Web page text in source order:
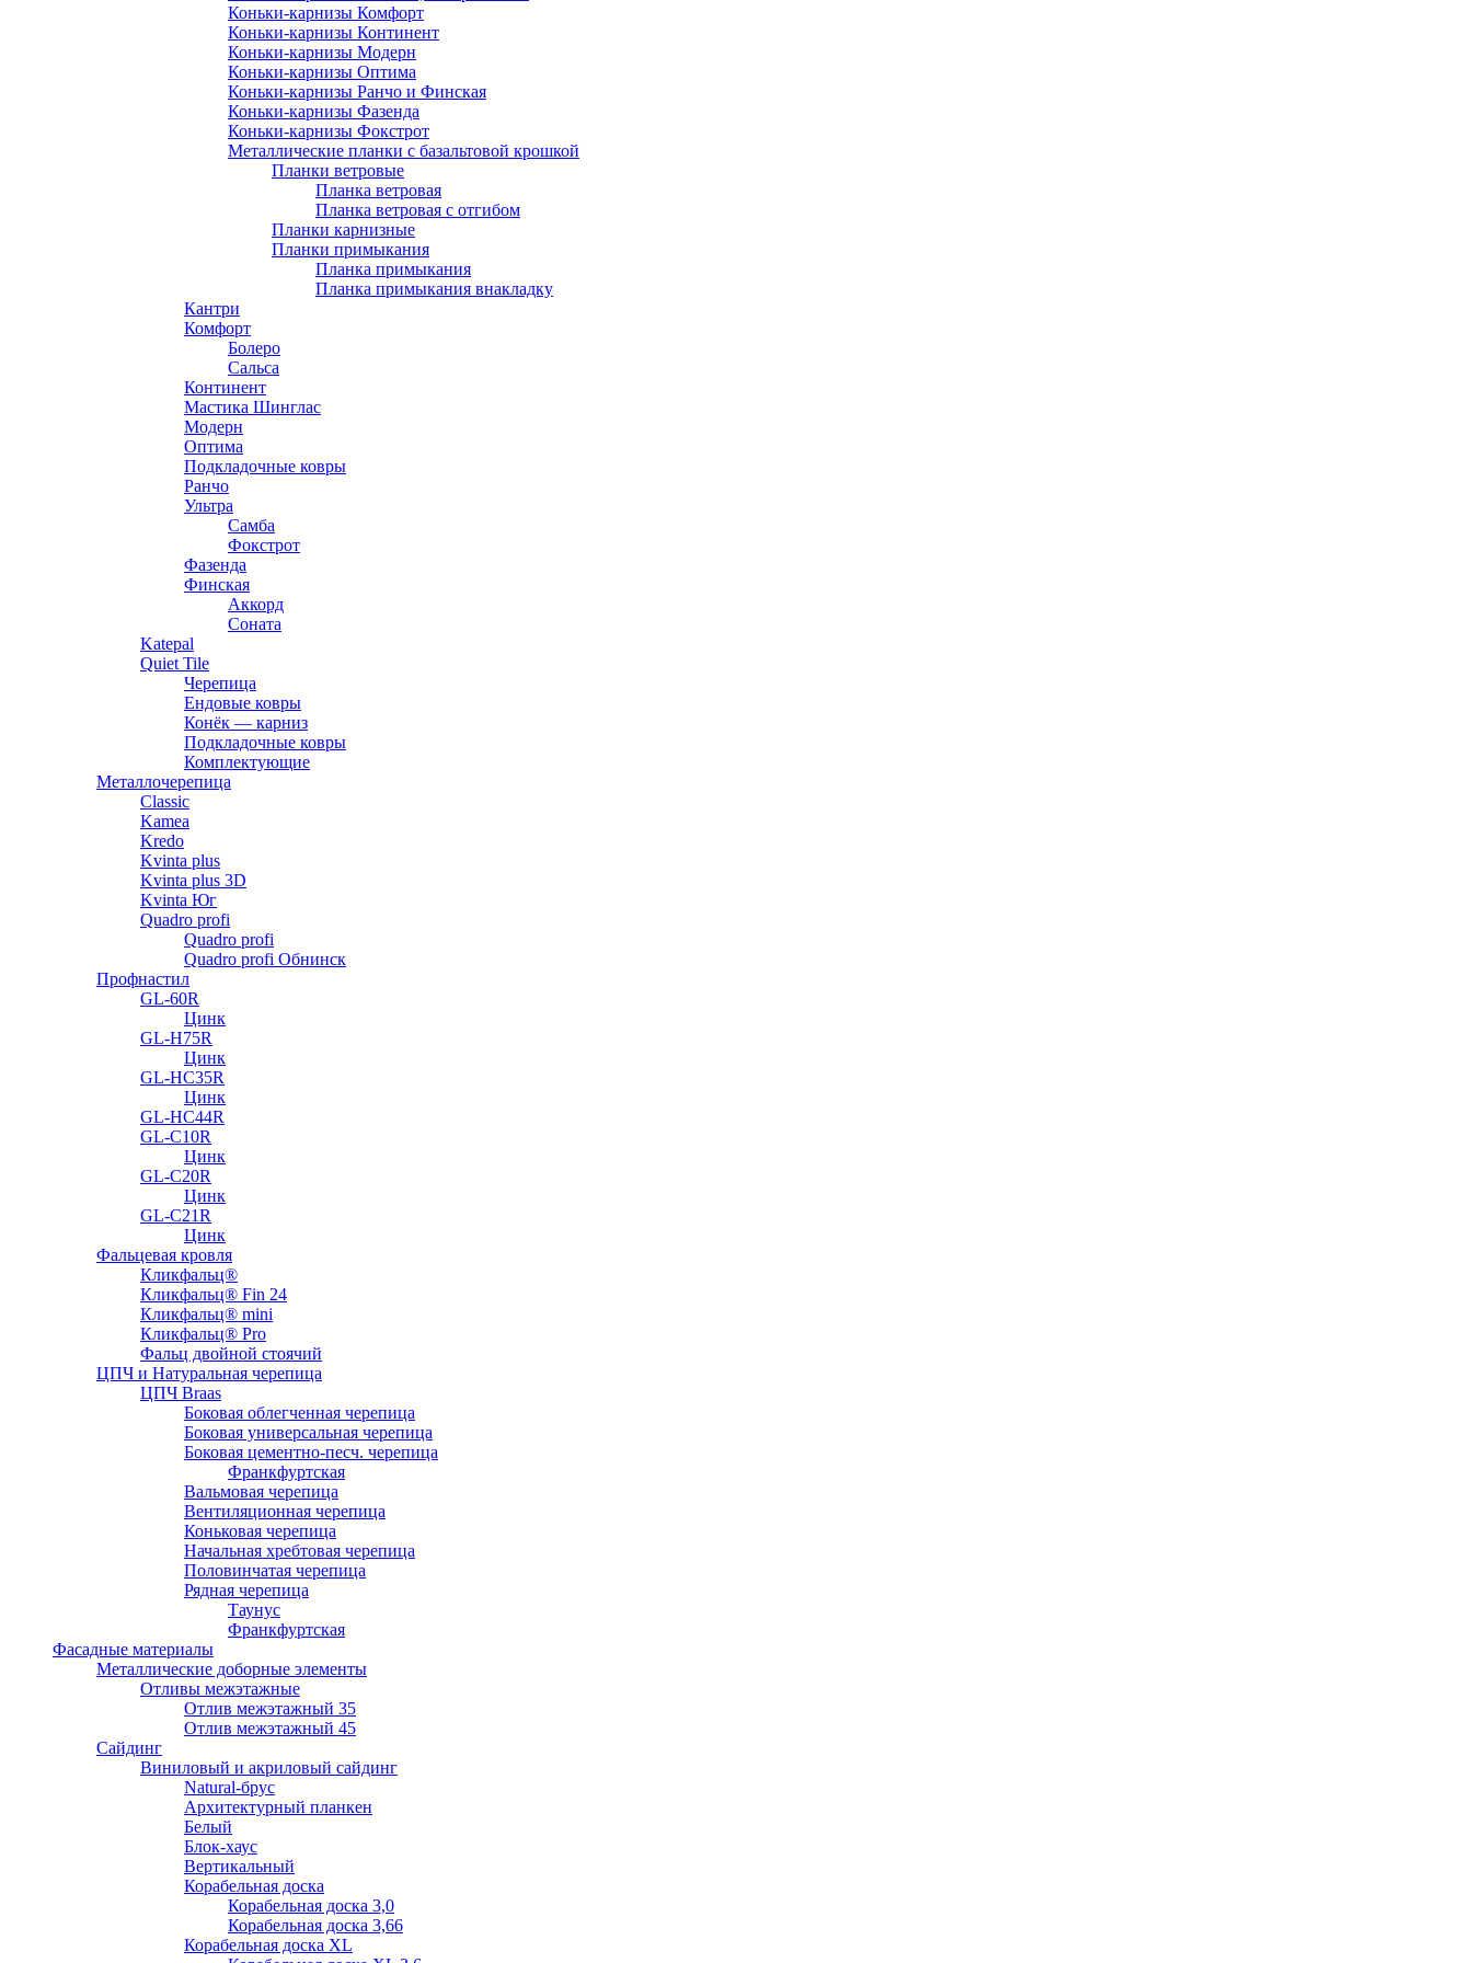
Коньки-карнизы Комфорт
Коньки-карнизы Континент
Коньки-карнизы Модерн
Коньки-карнизы Оптима
Коньки-карнизы Ранчо и Финская
Коньки-карнизы Фазенда
Коньки-карнизы Фокстрот
Металлические планки с базальтовой крошкой
Планки ветровые
Планка ветровая
Планка ветровая с отгибом
Планки карнизные
Планки примыкания
Планка примыкания
Планка примыкания внакладку
Кантри
Комфорт
Болеро
Сальса
Континент
Мастика Шинглас
Модерн
Оптима
Подкладочные ковры
Ранчо
Ультра
Самба
Фокстрот
Фазенда
Финская
Аккорд
Соната
Katepal
Quiet Tile
Черепица
Ендовые ковры
Конёк — карниз
Подкладочные ковры
Комплектующие
Металлочерепица
Classic
Kamea
Kredo
Kvinta plus
Kvinta plus 3D
Kvinta Юг
Quadro profi
Quadro profi
Quadro profi Обнинск
Профнастил
GL-60R
Цинк
GL-H75R
Цинк
GL-HC35R
Цинк
GL-HC44R
GL-С10R
Цинк
GL-С20R
Цинк
GL-С21R
Цинк
Фальцевая кровля
Кликфальц®
Кликфальц® Fin 24
Кликфальц® mini
Кликфальц® Pro
Фальц двойной стоячий
ЦПЧ и Натуральная черепица
ЦПЧ Braas
Боковая облегченная черепица
Боковая универсальная черепица
Боковая цементно-песч. черепица
Франкфуртская
Вальмовая черепица
Вентиляционная черепица
Коньковая черепица
Начальная хребтовая черепица
Половинчатая черепица
Рядная черепица
Таунус
Франкфуртская
Фасадные материалы
Металлические доборные элементы
Отливы межэтажные
Отлив межэтажный 35
Отлив межэтажный 45
Сайдинг
Виниловый и акриловый сайдинг
Natural-брус
Архитектурный планкен
Белый
Блок-хаус
Вертикальный
Корабельная доска
Корабельная доска 3,0
Корабельная доска 3,66
Корабельная доска XL